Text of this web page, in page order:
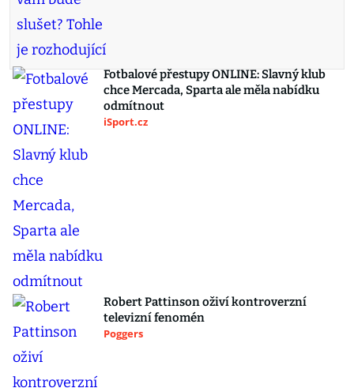
Fotbalové přestupy ONLINE: Slavný klub
chce Mercada, Sparta ale měla nabídku
odmítnout
iSport.cz
Robert Pattinson oživí kontroverzní
televizní fenomén
Poggers